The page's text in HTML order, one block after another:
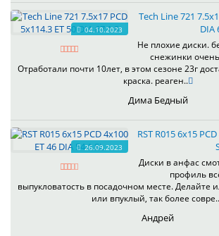
04.10.2023
Tech Line 721
DIA
Не плохие диски.
снежинки
Отработали почти 10лет, в этом сезоне 23г
краска. реаген..
Дима Бедный
26.09.2023
RST R015 6x15
Диски в анфас
профиль
выпукловатость в посадочном месте. Делайте
или впуклый, так более совре..
Андрей